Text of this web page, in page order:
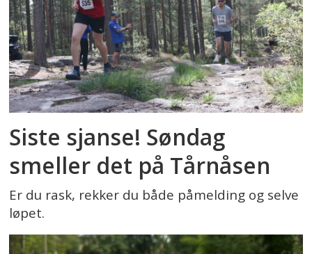
Siste sjanse! Søndag
smeller det på Tårnåsen
Er du rask, rekker du både påmelding og selve
løpet.